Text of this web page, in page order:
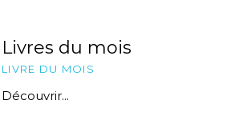
Livres du mois
LIVRE DU MOIS
Découvrir...